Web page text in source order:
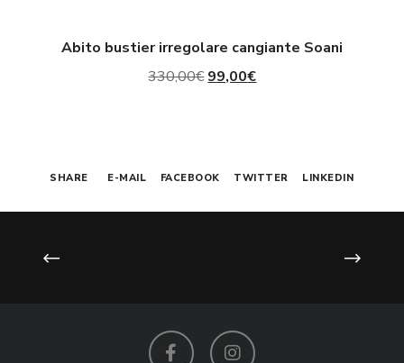
Abito bustier irregolare cangiante Soani
330,00€ Il
330,00€.
99,00€Il
99,00€.
SHARE E-MAIL FACEBOOK TWITTER LINKEDIN